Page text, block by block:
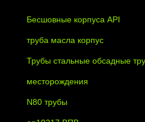
Бесшовные корпуса API
труба масла корпус
Трубы стальные обсадные
месторождения
N80 трубы